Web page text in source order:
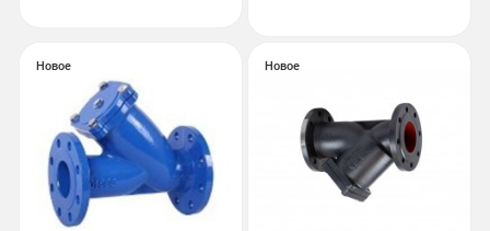
Новое Новое